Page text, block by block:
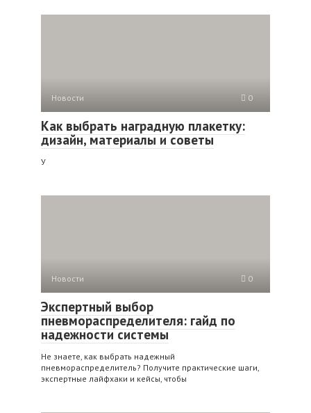
Новости 0
Как выбрать наградную плакетку:
дизайн, материалы и советы
У
Новости 0
Экспертный выбор
пневмораспределителя: гайд по
надежности системы
Не знаете, как выбрать надежный
пневмораспределитель? Получите практические шаги,
экспертные лайфхаки и кейсы, чтобы